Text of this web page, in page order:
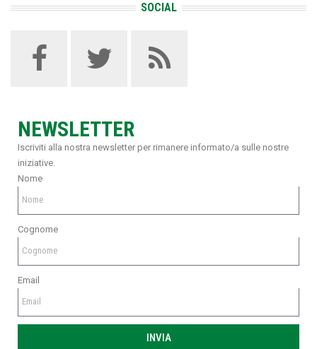
SOCIAL
NEWSLETTER
Iscriviti alla nostra newsletter per rimanere informato/a sulle nostre
iniziative.
Nome
Cognome
Email
INVIA